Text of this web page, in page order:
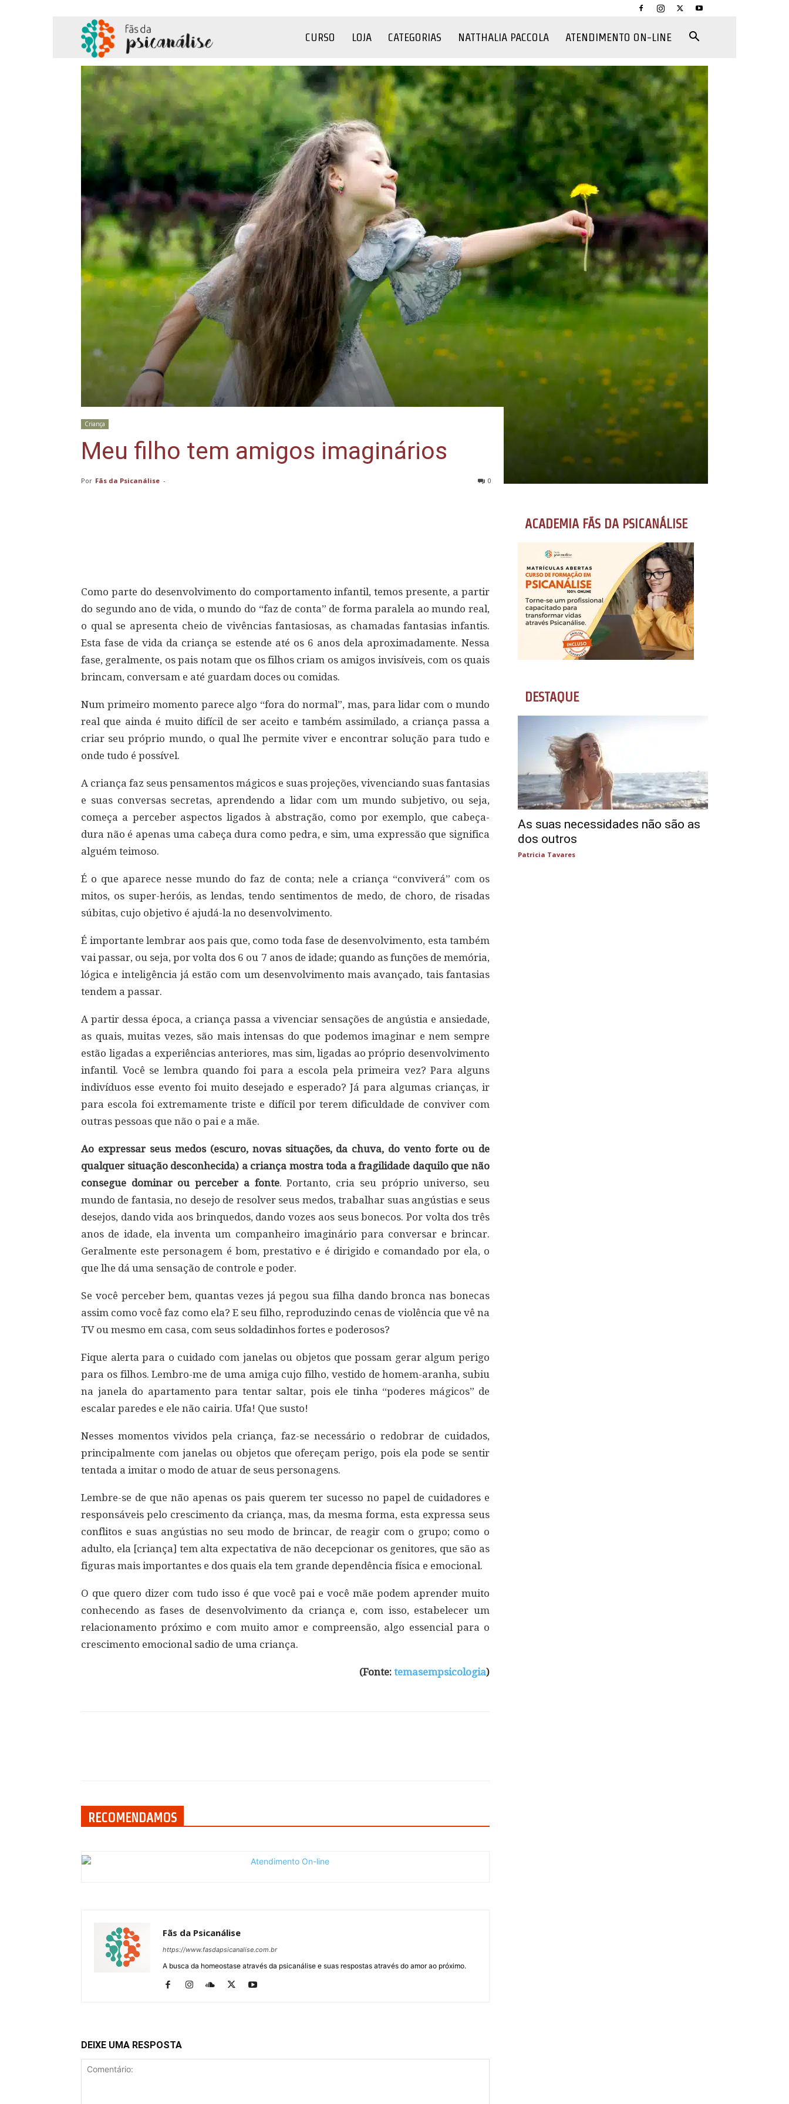
Psicanálise
CURSO LOJA CATEGORIAS NATTHALIA PACCOLA ATENDIMENTO ON-LINE
Criança
Meu filho tem amigos imaginários
Por Fãs da Psicanálise - 0
Como parte do desenvolvimento do comportamento infantil, temos presente, a partir
do segundo ano de vida, o mundo do “faz de conta” de forma paralela ao mundo real,
o qual se apresenta cheio de vivências fantasiosas, as chamadas fantasias infantis.
Esta fase de vida da criança se estende até os 6 anos dela aproximadamente. Nessa
fase, geralmente, os pais notam que os filhos criam os amigos invisíveis, com os quais
brincam, conversam e até guardam doces ou comidas.
Num primeiro momento parece algo “fora do normal”, mas, para lidar com o mundo
real que ainda é muito difícil de ser aceito e também assimilado, a criança passa a
criar seu próprio mundo, o qual lhe permite viver e encontrar solução para tudo e
onde tudo é possível.
A criança faz seus pensamentos mágicos e suas projeções, vivenciando suas fantasias
e suas conversas secretas, aprendendo a lidar com um mundo subjetivo, ou seja,
começa a perceber aspectos ligados à abstração, como por exemplo, que cabeça-
dura não é apenas uma cabeça dura como pedra, e sim, uma expressão que significa
alguém teimoso.
É o que aparece nesse mundo do faz de conta; nele a criança “conviverá” com os
mitos, os super-heróis, as lendas, tendo sentimentos de medo, de choro, de risadas
súbitas, cujo objetivo é ajudá-la no desenvolvimento.
É importante lembrar aos pais que, como toda fase de desenvolvimento, esta também
vai passar, ou seja, por volta dos 6 ou 7 anos de idade; quando as funções de memória,
lógica e inteligência já estão com um desenvolvimento mais avançado, tais fantasias
tendem a passar.
A partir dessa época, a criança passa a vivenciar sensações de angústia e ansiedade,
as quais, muitas vezes, são mais intensas do que podemos imaginar e nem sempre
estão ligadas a experiências anteriores, mas sim, ligadas ao próprio desenvolvimento
infantil. Você se lembra quando foi para a escola pela primeira vez? Para alguns
indivíduos esse evento foi muito desejado e esperado? Já para algumas crianças, ir
para escola foi extremamente triste e difícil por terem dificuldade de conviver com
outras pessoas que não o pai e a mãe.
Ao expressar seus medos (escuro, novas situações, da chuva, do vento forte ou de
qualquer situação desconhecida) a criança mostra toda a fragilidade daquilo que não
consegue dominar ou perceber a fonte. Portanto, cria seu próprio universo, seu
mundo de fantasia, no desejo de resolver seus medos, trabalhar suas angústias e seus
desejos, dando vida aos brinquedos, dando vozes aos seus bonecos. Por volta dos três
anos de idade, ela inventa um companheiro imaginário para conversar e brincar.
Geralmente este personagem é bom, prestativo e é dirigido e comandado por ela, o
que lhe dá uma sensação de controle e poder.
Se você perceber bem, quantas vezes já pegou sua filha dando bronca nas bonecas
assim como você faz como ela? E seu filho, reproduzindo cenas de violência que vê na
TV ou mesmo em casa, com seus soldadinhos fortes e poderosos?
Fique alerta para o cuidado com janelas ou objetos que possam gerar algum perigo
para os filhos. Lembro-me de uma amiga cujo filho, vestido de homem-aranha, subiu
na janela do apartamento para tentar saltar, pois ele tinha “poderes mágicos” de
escalar paredes e ele não cairia. Ufa! Que susto!
Nesses momentos vividos pela criança, faz-se necessário o redobrar de cuidados,
principalmente com janelas ou objetos que ofereçam perigo, pois ela pode se sentir
tentada a imitar o modo de atuar de seus personagens.
Lembre-se de que não apenas os pais querem ter sucesso no papel de cuidadores e
responsáveis pelo crescimento da criança, mas, da mesma forma, esta expressa seus
conflitos e suas angústias no seu modo de brincar, de reagir com o grupo; como o
adulto, ela [criança] tem alta expectativa de não decepcionar os genitores, que são as
figuras mais importantes e dos quais ela tem grande dependência física e emocional.
O que quero dizer com tudo isso é que você pai e você mãe podem aprender muito
conhecendo as fases de desenvolvimento da criança e, com isso, estabelecer um
relacionamento próximo e com muito amor e compreensão, algo essencial para o
crescimento emocional sadio de uma criança.
(Fonte: temasempsicologia)
RECOMENDAMOS
Fãs da Psicanálise
https://www.fasdapsicanalise.com.br
A busca da homeostase através da psicanálise e suas respostas através do amor ao próximo.
DEIXE UMA RESPOSTA
ACADEMIA FÃS DA PSICANÁLISE
DESTAQUE
As suas necessidades não são as
dos outros
Patricia Tavares